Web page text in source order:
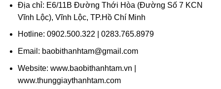
Địa chỉ: E6/11B Đường Thới Hòa (Đường Số 7 KCN
Vĩnh Lộc), Vĩnh Lộc, TP.Hồ Chí Minh
Hotline: 0902.500.322 | 0283.765.8979
Email: baobithanhtam@gmail.com
Website: www.baobithanhtam.vn |
www.thunggiaythanhtam.com